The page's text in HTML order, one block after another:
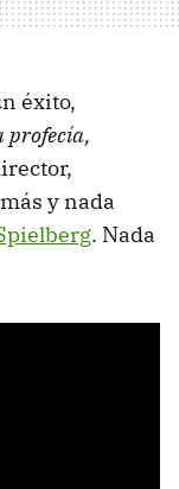
éxito,
profecía,
y nada
. Nada